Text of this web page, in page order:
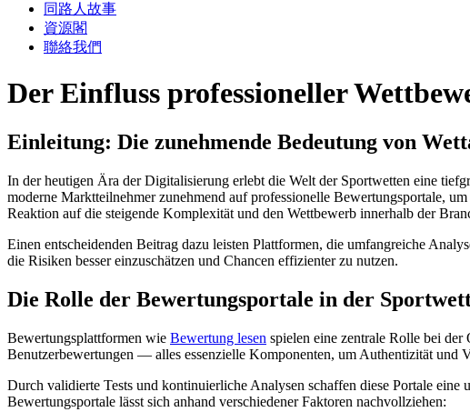
同路人故事
資源閣
聯絡我們
Der Einfluss professioneller
Einleitung: Die zunehmende Bedeutung von
In der heutigen Ära der Digitalisierung erlebt die Welt der Sportwetten eine
moderne Marktteilnehmer zunehmend auf professionelle Bewertungsportale,
Reaktion auf die steigende Komplexität und den Wettbewerb innerhalb der
Einen entscheidenden Beitrag dazu leisten Plattformen, die umfangreiche
die Risiken besser einzuschätzen und Chancen effizienter zu nutzen.
Die Rolle der Bewertungsportale in der
Bewertungsplattformen wie Bewertung lesen spielen eine zentrale Rolle bei
Benutzerbewertungen — alles essenzielle Komponenten, um Authentizität und
Durch validierte Tests und kontinuierliche Analysen schaffen diese Portale
Bewertungsportale lässt sich anhand verschiedener Faktoren nachvollziehen: